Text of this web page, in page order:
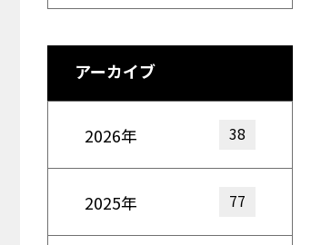
アーカイブ
2026年 38
2025年 77